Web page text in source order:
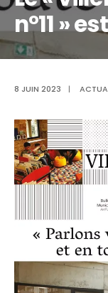
n°11 »
8 JUIN 2023 |